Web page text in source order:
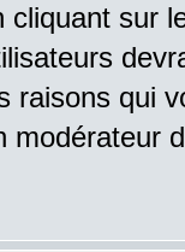
cliquant sur
raisons qui
modérateur